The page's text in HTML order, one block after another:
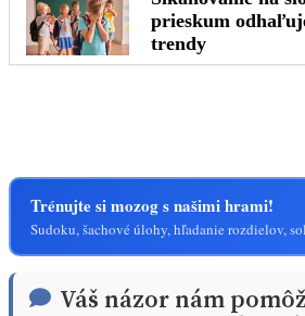
Trénujte si mozog s našimi hrami!
Sudoku, šachové úlohy, hľadanie rozdielov,
Váš názor nám